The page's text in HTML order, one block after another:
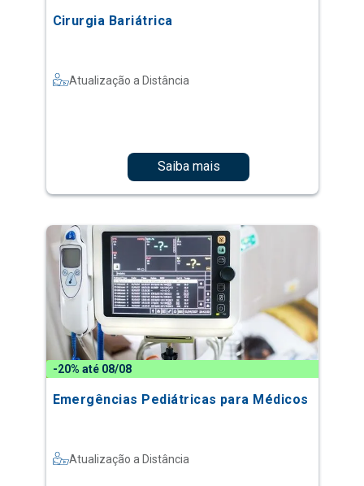
Cirurgia Bariátrica
Atualização a Distância
Saiba mais
-20% até 08/08
Emergências Pediátricas para Médicos
Atualização a Distância